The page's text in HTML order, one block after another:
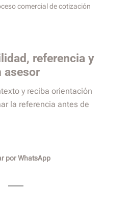
comercial de cotización
referencia y
asesor
y reciba orientación
la referencia antes de
por WhatsApp